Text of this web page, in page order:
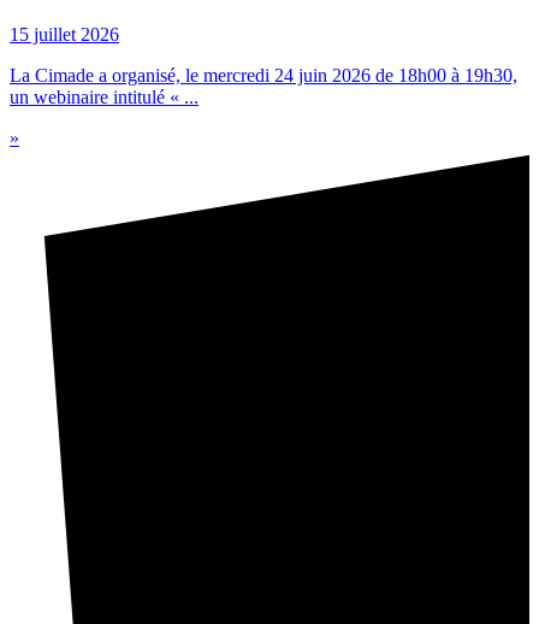
15 juillet 2026
La Cimade a organisé, le mercredi 24 juin 2026 de 18h00 à 19h30,
un webinaire intitulé « ...
»